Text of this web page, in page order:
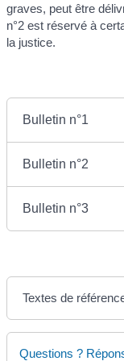
graves, peut être
n°2 est réservé à
la justice.
Bulletin n°1
Bulletin n°2
Bulletin n°3
Textes de
Questions ?